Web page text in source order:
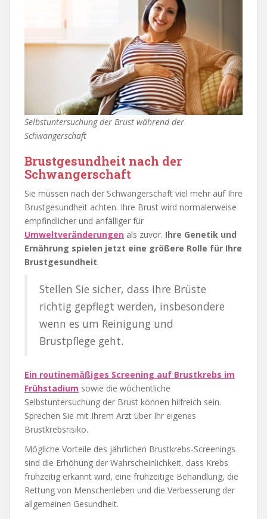
Selbstuntersuchung der Brust während der
Schwangerschaft
Brustgesundheit nach der
Schwangerschaft
Sie müssen nach der Schwangerschaft viel mehr auf Ihre
Brustgesundheit achten. Ihre Brust wird normalerweise
empfindlicher und anfälliger für
Umweltveränderungen als zuvor. Ihre Genetik und
Ernährung spielen jetzt eine größere Rolle für Ihre
Brustgesundheit.
Stellen Sie sicher, dass Ihre Brüste
richtig gepflegt werden, insbesondere
wenn es um Reinigung und
Brustpflege geht.
Ein routinemäßiges Screening auf Brustkrebs im
Frühstadium sowie die wöchentliche
Selbstuntersuchung der Brust können hilfreich sein.
Sprechen Sie mit Ihrem Arzt über Ihr eigenes
Brustkrebsrisiko.
Mögliche Vorteile des jährlichen Brustkrebs-Screenings
sind die Erhöhung der Wahrscheinlichkeit, dass Krebs
frühzeitig erkannt wird, eine frühzeitige Behandlung, die
Rettung von Menschenleben und die Verbesserung der
allgemeinen Gesundheit.